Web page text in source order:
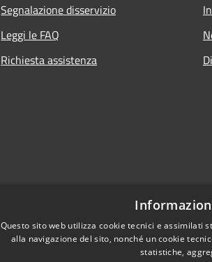
Segnalazione disservizio
Leggi le FAQ
Richiesta assistenza
Questo sito web utilizza cookie tecnici e assimilati
alla navigazione del sito, nonché un cookie
statistiche,